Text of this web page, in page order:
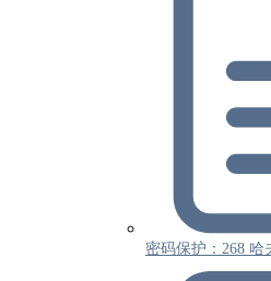
密码保护：268 哈